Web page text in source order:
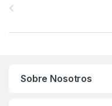
Sobre Nosotros